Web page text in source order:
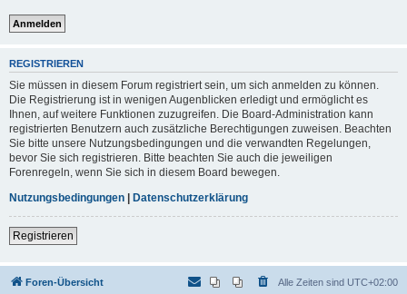
REGISTRIEREN
Sie müssen in diesem Forum registriert sein, um sich anmelden zu können.
Die Registrierung ist in wenigen Augenblicken erledigt und ermöglicht es
Ihnen, auf weitere Funktionen zuzugreifen. Die Board-Administration kann
registrierten Benutzern auch zusätzliche Berechtigungen zuweisen. Beachten
Sie bitte unsere Nutzungsbedingungen und die verwandten Regelungen,
bevor Sie sich registrieren. Bitte beachten Sie auch die jeweiligen
Forenregeln, wenn Sie sich in diesem Board bewegen.
Nutzungsbedingungen | Datenschutzerklärung
Registrieren
Foren-Übersicht Alle Zeiten sind UTC+02:00